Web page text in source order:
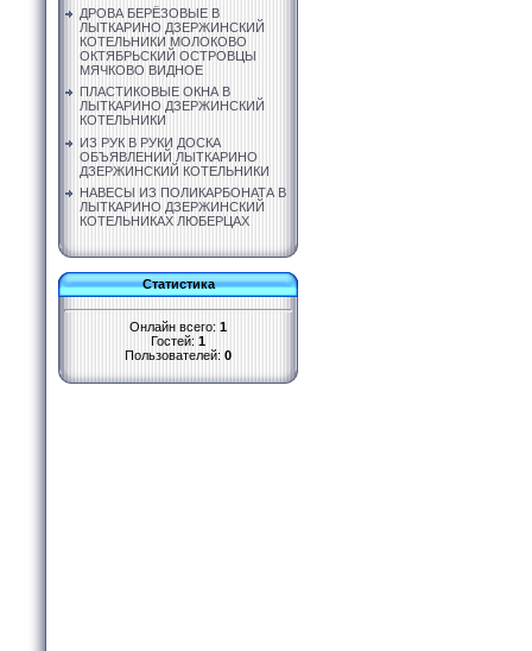
ДРОВА БЕРЁЗОВЫЕ В
ЛЫТКАРИНО ДЗЕРЖИНСКИЙ
КОТЕЛЬНИКИ МОЛОКОВО
ОКТЯБРЬСКИЙ ОСТРОВЦЫ
МЯЧКОВО ВИДНОЕ
ПЛАСТИКОВЫЕ ОКНА В
ЛЫТКАРИНО ДЗЕРЖИНСКИЙ
КОТЕЛЬНИКИ
ИЗ РУК В РУКИ ДОСКА
ОБЪЯВЛЕНИЙ ЛЫТКАРИНО
ДЗЕРЖИНСКИЙ КОТЕЛЬНИКИ
НАВЕСЫ ИЗ ПОЛИКАРБОНАТА В
ЛЫТКАРИНО ДЗЕРЖИНСКИЙ
КОТЕЛЬНИКАХ ЛЮБЕРЦАХ
Статистика
Онлайн всего: 1
Гостей: 1
Пользователей: 0